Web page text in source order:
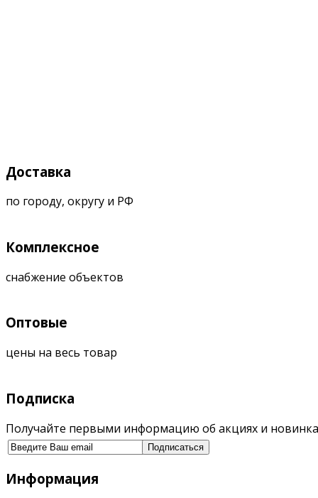
Доставка
по городу, округу и РФ
Комплексное
снабжение объектов
Оптовые
цены на весь товар
Подписка
Получайте первыми информацию об акциях и
Информация